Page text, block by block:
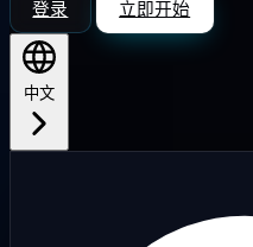
登录 立即开始
中文